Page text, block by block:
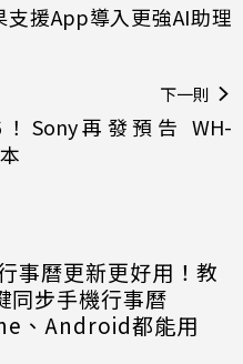
援App導入更強AI助理
下一則
！Sony再發預告 WH-
事曆更新更好用！教
同步手機行事曆
、Android都能用